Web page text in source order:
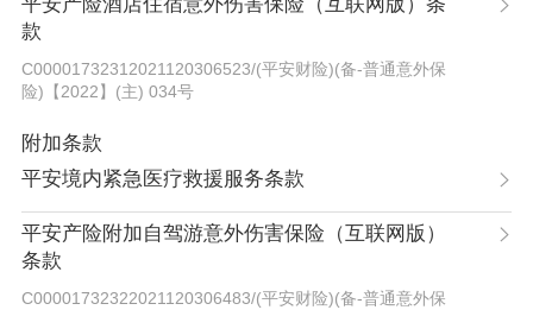
款
C00001732312021120306523/(平安财险)(备-普通意外保
险)【2022】(主) 034号
附加条款
平安境内紧急医疗救援服务条款
平安产险附加自驾游意外伤害保险（互联网版）
条款
C00001732322021120306483/(平安财险)(备-普通意外保